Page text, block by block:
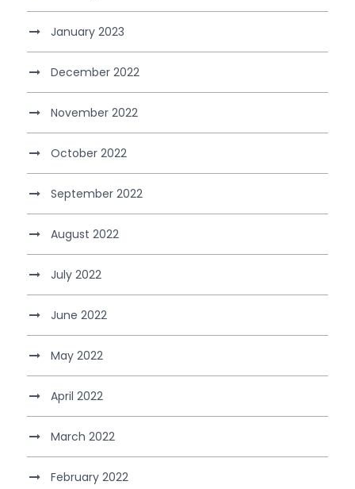
January 2023
December 2022
November 2022
October 2022
September 2022
August 2022
July 2022
June 2022
May 2022
April 2022
March 2022
February 2022